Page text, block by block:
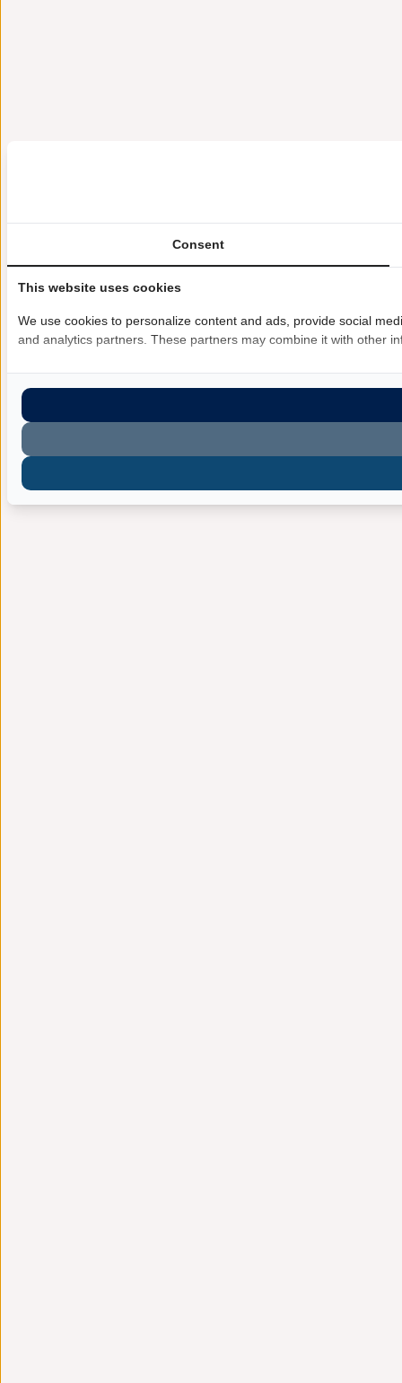
Consent
This website uses cookies
We use cookies to personalize content and ads, provide social
and analytics partners. These partners may combine it with other